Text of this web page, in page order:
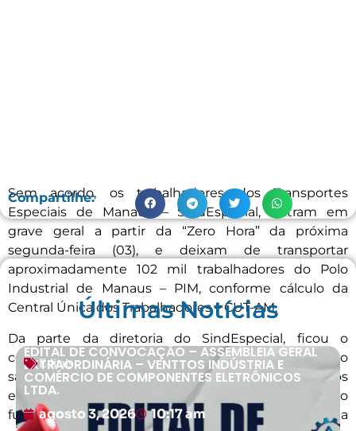
Sem acordo, os trabalhadores dos Transportes
Especiais de Manaus – SindEspecial, entram em
grave geral a partir da “Zero Hora” da próxima
segunda-feira (03), e deixam de transportar
aproximadamente 102 mil trabalhadores do Polo
Industrial de Manaus – PIM, conforme cálculo da
Central Única dos Trabalhadores – CUT-AM.
Da parte da diretoria do SindEspecial, ficou o
compromisso de só parar 70% da frota, mesmo
sabendo, que o sistema não faz parte dos serviços
essenciais, o qual a Lei poderia obrigar o
funcionamento parcial em regime de greve da
Compartilhe:
Últimas Notícias
Editais
EDITAL DE CONVOCAÇÃO – ASSEMBLEIA GERAL
EXTRAORDINÁRIA – VENTTOS INDÚSTRIA E
COMÉRCIO DE COMPONENTES ELETRÔNICOS
LTDA.
agosto 3, 2026 10:17 am